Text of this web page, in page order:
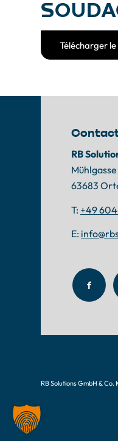
Télécharger
RB
63683
T: +49
E:
RB Solutions GmbH & Co.